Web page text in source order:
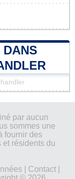
par aucun
sommes une
fournir des
et résidents du
| Contact|